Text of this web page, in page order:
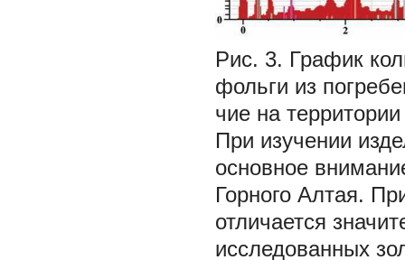
Рис. 3. График
фольги из
чие на
При изучении
основное
Горного Алтая.
отличается
исследованных